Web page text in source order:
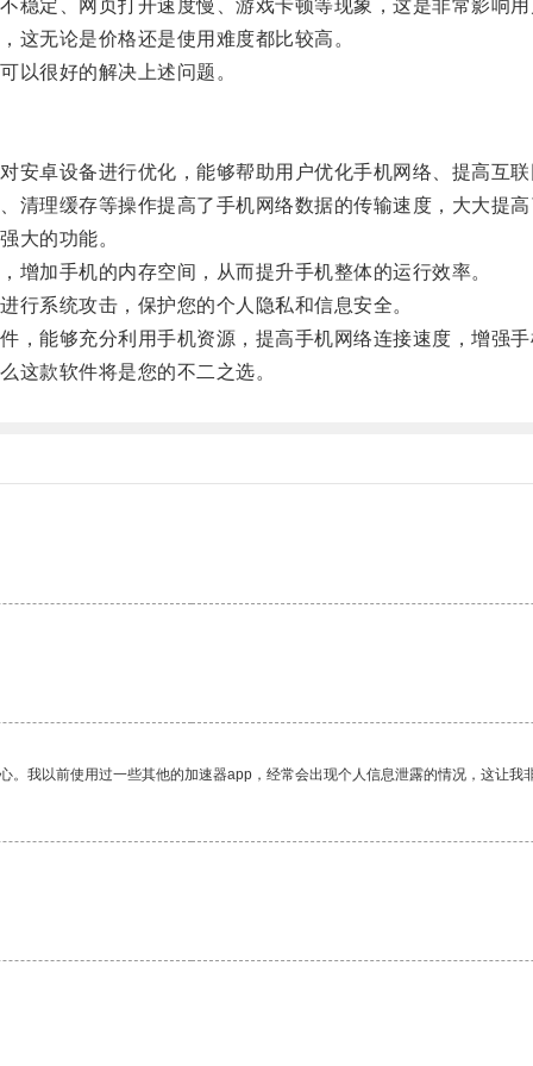
定、网页打开速度慢、游戏卡顿等现象，这是非常影响用
无论是价格还是使用难度都比较高。
很好的解决上述问题。
卓设备进行优化，能够帮助用户优化手机网络、提高互联
理缓存等操作提高了手机网络数据的传输速度，大大提高
的功能。
加手机的内存空间，从而提升手机整体的运行效率。
系统攻击，保护您的个人隐私和信息安全。
能够充分利用手机资源，提高手机网络连接速度，增强手
款软件将是您的不二之选。
我以前使用过一些其他的加速器app，经常会出现个人信息泄露的情况，这让我